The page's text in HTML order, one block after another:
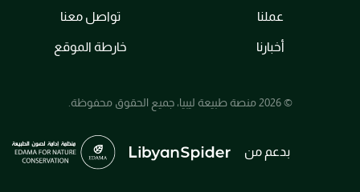
عملنا
أخبارنا
تواصل معنا
خارطة الموقع
© 2026 منصة طبيعة ليبيا، جميع الحقوق محفوظة.
بدعم من